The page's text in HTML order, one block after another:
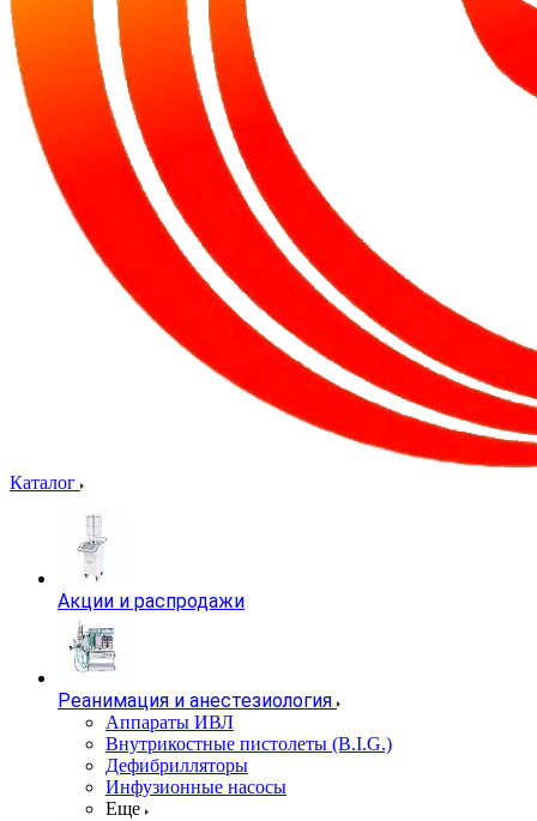
Каталог
Акции и распродажи
Реанимация и анестезиология
Аппараты ИВЛ
Внутрикостные пистолеты (B.I.G.)
Дефибрилляторы
Инфузионные насосы
Еще